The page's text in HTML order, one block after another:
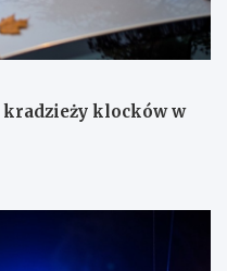
klocków w